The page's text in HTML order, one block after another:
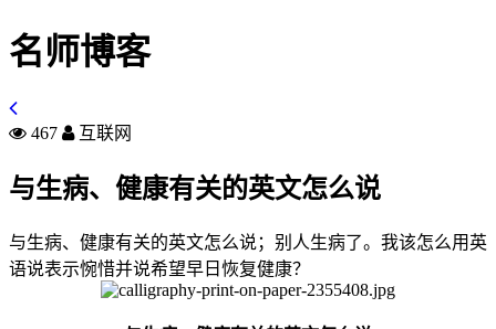
名师博客
467 互联网
与生病、健康有关的英文怎么说
与生病、健康有关的英文怎么说；别人生病了。我该怎么用英
语说表示惋惜并说希望早日恢复健康？